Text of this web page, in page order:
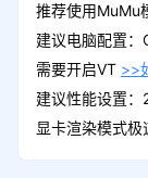
推荐使用MuMu
建议电脑配置
需要开启VT >>
建议性能设置：
显卡渲染模式